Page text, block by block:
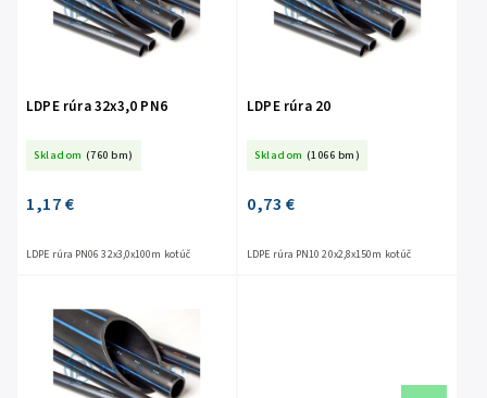
LDPE rúra 32x3,0 PN6
Skladom (760 bm)
1,17 €
LDPE rúra PN06 32x3,0x100m kotúč
LDPE rúra 20
Skladom (1066 bm)
0,73 €
LDPE rúra PN10 20x2,8x150m kotúč